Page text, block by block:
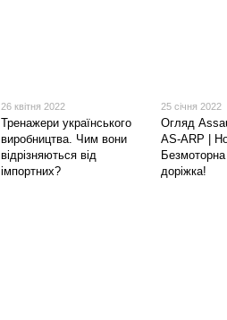
26 квітня 2022
Тренажери українського
виробництва. Чим вони
відрізняються від
імпортних?
25 січня 2022
Огляд
AS-ARP |
Безмоторна
доріжка!